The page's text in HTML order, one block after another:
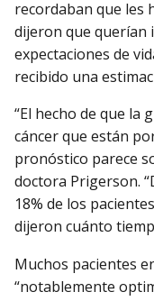
recordaban que les
dijeron que querían
expectaciones de
recibido una
“El hecho de que la
cáncer que están
pronóstico parece
doctora Prigerson.
18% de los
dijeron cuánto
Muchos pacientes
“notablemente